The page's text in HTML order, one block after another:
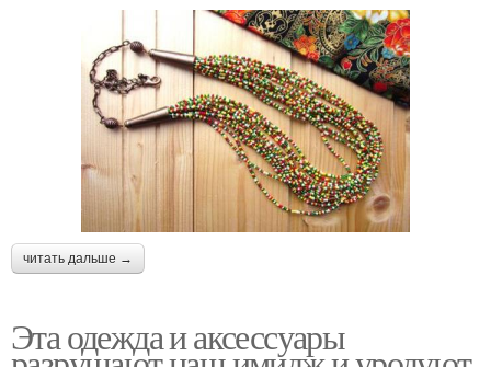
читать дальше →
Эта одежда и аксессуары